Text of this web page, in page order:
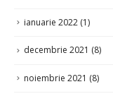
ianuarie 2022 (1)
decembrie 2021 (8)
noiembrie 2021 (8)